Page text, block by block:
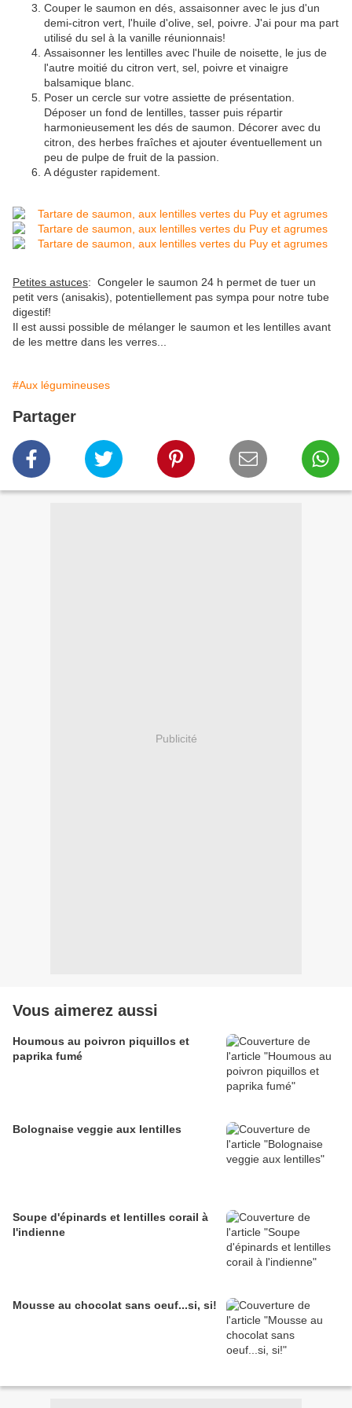
Couper le saumon en dés, assaisonner avec le jus d'un
demi-citron vert, l'huile d'olive, sel, poivre. J'ai pour ma part
utilisé du sel à la vanille réunionnais!
Assaisonner les lentilles avec l'huile de noisette, le jus de
l'autre moitié du citron vert, sel, poivre et vinaigre
balsamique blanc.
Poser un cercle sur votre assiette de présentation.
Déposer un fond de lentilles, tasser puis répartir
harmonieusement les dés de saumon. Décorer avec du
citron, des herbes fraîches et ajouter éventuellement un
peu de pulpe de fruit de la passion.
A déguster rapidement.
Petites astuces: Congeler le saumon 24 h permet de tuer un
petit vers (anisakis), potentiellement pas sympa pour notre tube
digestif!
Il est aussi possible de mélanger le saumon et les lentilles avant
de les mettre dans les verres...
#Aux légumineuses
Partager
Publicité
Vous aimerez aussi
Houmous au poivron piquillos et
paprika fumé
Bolognaise veggie aux lentilles
Soupe d'épinards et lentilles corail à
l'indienne
Mousse au chocolat sans oeuf...si, si!